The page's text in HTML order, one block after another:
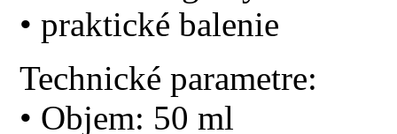
• praktické balenie
Technické parametre:
• Objem: 50 ml